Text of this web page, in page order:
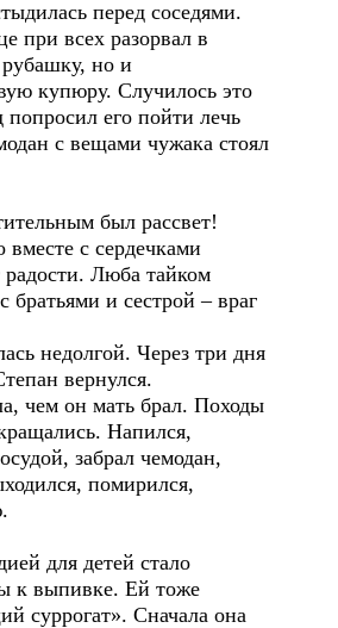
перед соседями.
при всех разорвал в
рубашку, но и
купюру. Случилось это
попросил его пойти лечь
с вещами чужака стоял
был рассвет!
вместе с сердечками
радости. Люба тайком
братьями и сестрой – враг
недолгой. Через три дня
вернулся.
чем он мать брал. Походы
Напился,
забрал чемодан,
помирился,
для детей стало
к выпивке. Ей тоже
суррогат». Сначала она